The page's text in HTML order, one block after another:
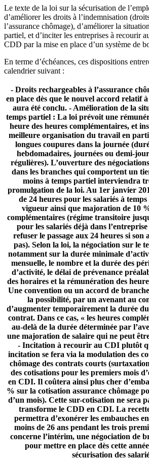
Le texte de la loi sur la sécurisation de
d’améliorer les droits à l’indemnisation
l’assurance chômage), d’améliorer la
partiel, et d’inciter les entreprises à recourir
CDD par la mise en place d’un système de
En terme d’échéances, ces dispositions
calendrier suivant :
- Droits rechargeables à l’assurance
en place dès que le nouvel accord relatif à
aura été conclu. - Amélioration de la
temps partiel : La loi prévoit une
heure des heures complémentaires, et
meilleure organisation du travail en
longues coupures dans la journée
hebdomadaires, journées ou demi-
régulières). L’ouverture des
dans les branches qui comportent un
moins à temps partiel interviendra
promulgation de la loi. Au 1er janvier
de 24 heures pour les salariés à
vigueur ainsi que majoration de 10
complémentaires (régime transitoire
pour les salariés déjà dans
refuser le passage aux 24 heures si son
pas). Selon la loi, la négociation sur le
notamment sur la durée minimale
mensuelle, le nombre et la durée des
d’activité, le délai de prévenance
des horaires et la rémunération des
Une convention ou un accord de
la possibilité, par un avenant au
d’augmenter temporairement la durée
contrat. Dans ce cas, « les heures
au-delà de la durée déterminée par
une majoration de salaire qui ne peut
- Incitation à recourir au CDI plutôt
incitation se fera via la modulation des
chômage des contrats courts
des cotisations pour les premiers mois
en CDI. Il coûtera ainsi plus cher
% sur la cotisation assurance chômage
d’un mois). Cette sur-cotisation ne sera
transforme le CDD en CDI. La
permettra d’exonérer les embauches
moins de 26 ans pendant les trois
concerne l’intérim, une négociation de
pour mettre en place dès cette
sécurisation des